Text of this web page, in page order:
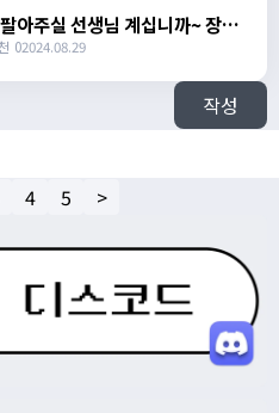
럭9 검은색 마법의망토 1000
주실 선생님 계십니까~ 장갑
아무것도 안맞췄습니다 / 가
02024.08.29
작성
4 5 >